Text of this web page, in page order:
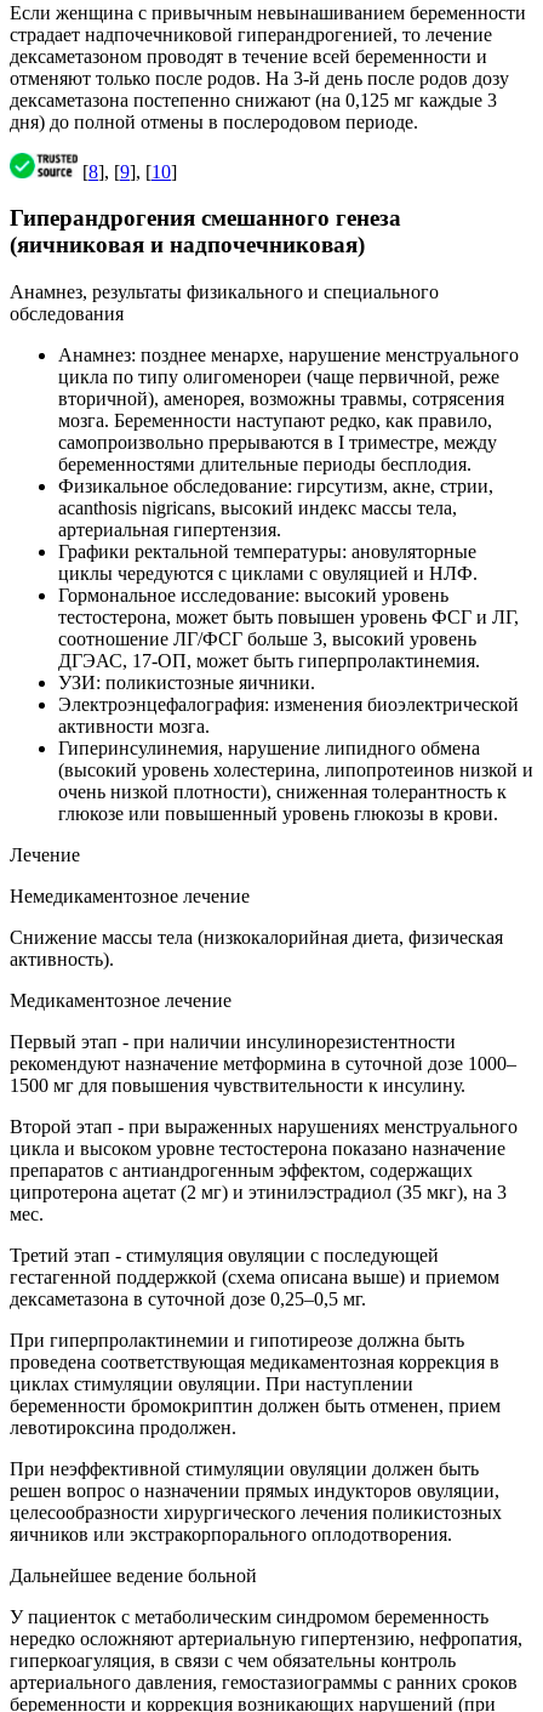
Если женщина с привычным невынашиванием беременности
страдает надпочечниковой гиперандрогенией, то лечение
дексаметазоном проводят в течение всей беременности и
отменяют только после родов. На 3-й день после родов дозу
дексаметазона постепенно снижают (на 0,125 мг каждые 3
дня) до полной отмены в послеродовом периоде.
[8], [9], [10]
Гиперандрогения смешанного генеза
(яичниковая и надпочечниковая)
Анамнез, результаты физикального и специального
обследования
Анамнез: позднее менархе, нарушение менструального
цикла по типу олигоменореи (чаще первичной, реже
вторичной), аменорея, возможны травмы, сотрясения
мозга. Беременности наступают редко, как правило,
самопроизвольно прерываются в I триместре, между
беременностями длительные периоды бесплодия.
Физикальное обследование: гирсутизм, акне, стрии,
acanthosis nigricans, высокий индекс массы тела,
артериальная гипертензия.
Графики ректальной температуры: ановуляторные
циклы чередуются с циклами с овуляцией и НЛФ.
Гормональное исследование: высокий уровень
тестостерона, может быть повышен уровень ФСГ и ЛГ,
соотношение ЛГ/ФСГ больше 3, высокий уровень
ДГЭАС, 17-ОП, может быть гиперпролактинемия.
УЗИ: поликистозные яичники.
Электроэнцефалография: изменения биоэлектрической
активности мозга.
Гиперинсулинемия, нарушение липидного обмена
(высокий уровень холестерина, липопротеинов низкой и
очень низкой плотности), сниженная толерантность к
глюкозе или повышенный уровень глюкозы в крови.
Лечение
Немедикаментозное лечение
Снижение массы тела (низкокалорийная диета, физическая
активность).
Медикаментозное лечение
Первый этап - при наличии инсулинорезистентности
рекомендуют назначение метформина в суточной дозе 1000–
1500 мг для повышения чувствительности к инсулину.
Второй этап - при выраженных нарушениях менструального
цикла и высоком уровне тестостерона показано назначение
препаратов с антиандрогенным эффектом, содержащих
ципротерона ацетат (2 мг) и этинилэстрадиол (35 мкг), на 3
мес.
Третий этап - стимуляция овуляции с последующей
гестагенной поддержкой (схема описана выше) и приемом
дексаметазона в суточной дозе 0,25–0,5 мг.
При гиперпролактинемии и гипотиреозе должна быть
проведена соответствующая медикаментозная коррекция в
циклах стимуляции овуляции. При наступлении
беременности бромокриптин должен быть отменен, прием
левотироксина продолжен.
При неэффективной стимуляции овуляции должен быть
решен вопрос о назначении прямых индукторов овуляции,
целесообразности хирургического лечения поликистозных
яичников или экстракорпорального оплодотворения.
Дальнейшее ведение больной
У пациенток с метаболическим синдромом беременность
нередко осложняют артериальную гипертензию, нефропатия,
гиперкоагуляция, в связи с чем обязательны контроль
артериального давления, гемостазиограммы с ранних сроков
беременности и коррекция возникающих нарушений (при